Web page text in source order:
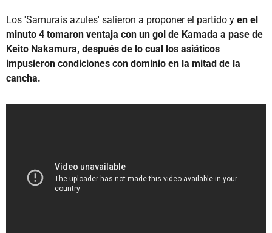
Los 'Samurais azules' salieron a proponer el partido y en el
minuto 4 tomaron ventaja con un gol de Kamada a pase de
Keito Nakamura, después de lo cual los asiáticos
impusieron condiciones con dominio en la mitad de la
cancha.